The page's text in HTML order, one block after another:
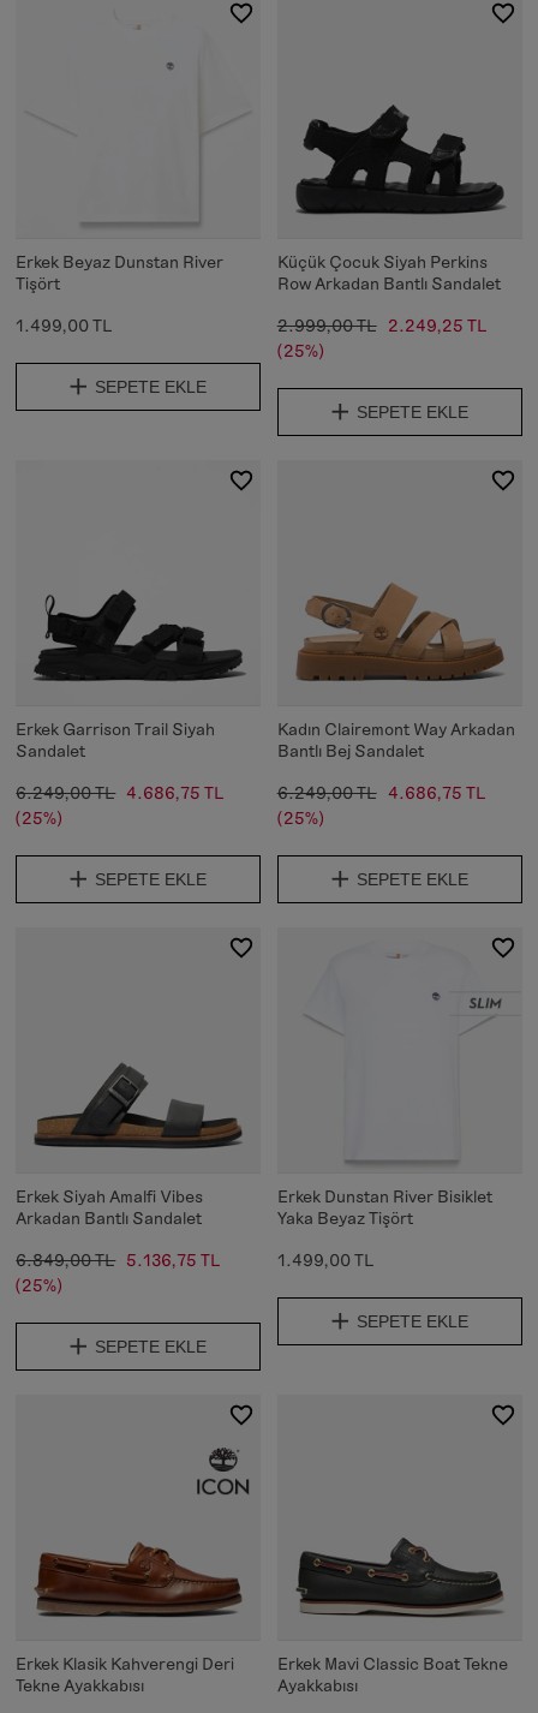
Erkek Beyaz Dunstan River
Tişört
1.499,00 TL
SEPETE EKLE
Küçük Çocuk Siyah Perkins
Row Arkadan Bantlı Sandalet
2.999,00 TL
2.249,25 TL
(25%)
SEPETE EKLE
Erkek Garrison Trail Siyah
Sandalet
6.249,00 TL 4.686,75 TL
(25%)
SEPETE EKLE
Kadın Clairemont Way Arkadan
Bantlı Bej Sandalet
6.249,00 TL 4.686,75 TL
(25%)
SEPETE EKLE
Erkek Siyah Amalfi Vibes
Arkadan Bantlı Sandalet
6.849,00 TL 5.136,75 TL
(25%)
SEPETE EKLE
Erkek Dunstan River Bisiklet
Yaka Beyaz Tişört
1.499,00 TL
SEPETE EKLE
Erkek Klasik Kahverengi Deri
Tekne Ayakkabısı
Erkek Mavi Classic Boat Tekne
Ayakkabısı